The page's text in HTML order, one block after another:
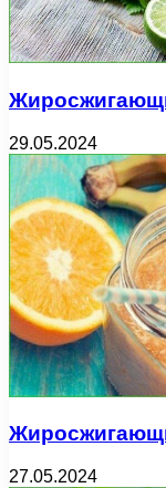
29.05.2024
27.05.2024